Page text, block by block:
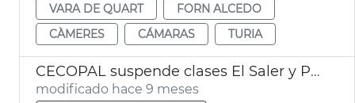
VARA DE QUART
FORN ALCEDO
CÀMERES
CÁMARAS TURIA
CECOPAL suspende clases El Saler y Pinedo València
modificado hace 9 meses